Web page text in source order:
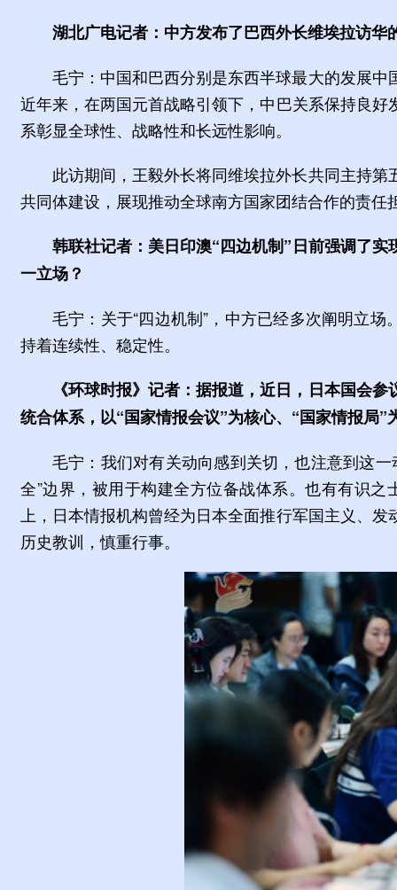
湖北广电记者：中方发布了巴西外长维埃拉访
毛宁：中国和巴西分别是东西半球最大的发展
近年来，在两国元首战略引领下，中巴关系保持良
系彰显全球性、战略性和长远性影响。
此访期间，王毅外长将同维埃拉外长共同主持
共同体建设，展现推动全球南方国家团结合作的责
韩联社记者：美日印澳“四边机制”日前强调了
一立场？
毛宁：关于“四边机制”，中方已经多次阐明立
持着连续性、稳定性。
《环球时报》记者：据报道，近日，日本国会
统合体系，以“国家情报会议”为核心、“国家情报局
毛宁：我们对有关动向感到关切，也注意到这
全”边界，被用于构建全方位备战体系。也有有识
上，日本情报机构曾经为日本全面推行军国主义、
历史教训，慎重行事。